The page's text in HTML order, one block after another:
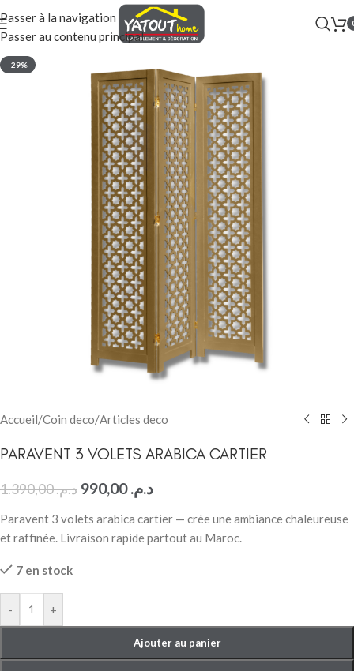
Passer à la navigation
Passer au contenu principal
-29%
Accueil/Coin deco/Articles deco
PARAVENT 3 VOLETS ARABICA CARTIER
د.م.1.390,00 د.م.990,00
Paravent 3 volets arabica cartier — crée une ambiance chaleureuse
et raffinée. Livraison rapide partout au Maroc.
7 en stock
- +
Ajouter au panier